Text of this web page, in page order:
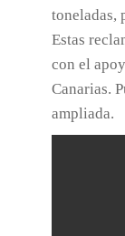
toneladas,
Estas
con el
Canarias.
ampliada.